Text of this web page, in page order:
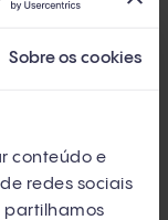
Sobre os cookies
conteúdo e
redes sociais
partilhamos